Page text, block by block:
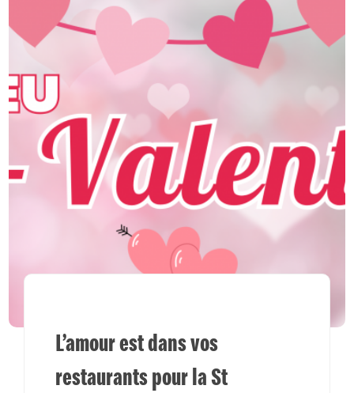
L’amour est dans vos
restaurants pour la St